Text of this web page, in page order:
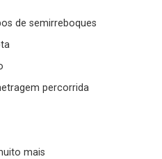
de semirreboques
percorrida
mais